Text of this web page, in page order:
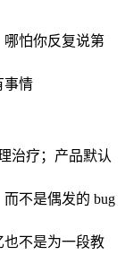
怕你反复说第
事情
治疗；产品默认
不是偶发的 bug
也不是为一段教